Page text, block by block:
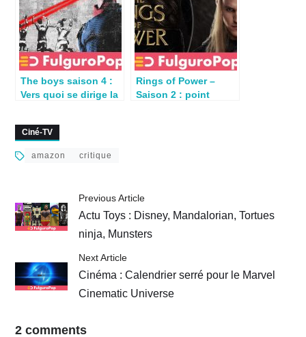
The boys saison 4 :
Vers quoi se dirige la
Rings of Power –
Saison 2 : point
Ciné-TV
amazon critique
Previous Article
Actu Toys : Disney, Mandalorian, Tortues
ninja, Munsters
Next Article
Cinéma : Calendrier serré pour le Marvel
Cinematic Universe
2 comments